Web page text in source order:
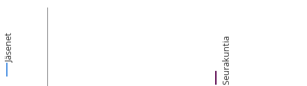
Jäsenet Seurakuntia